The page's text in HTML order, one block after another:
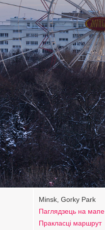
Minsk, Gorky Park
Паглядзець на мапе
Пракласці маршрут